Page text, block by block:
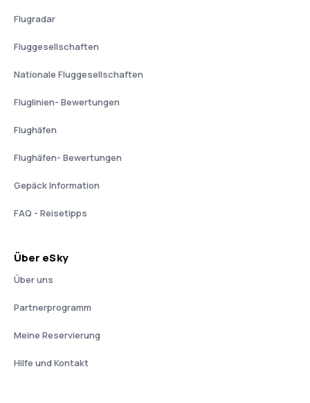
Flugradar
Fluggesellschaften
Nationale Fluggesellschaften
Fluglinien- Bewertungen
Flughäfen
Flughäfen- Bewertungen
Gepäck Information
FAQ - Reisetipps
Über eSky
Über uns
Partnerprogramm
Meine Reservierung
Hilfe und Kontakt